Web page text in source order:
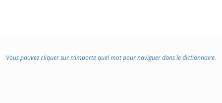
Vous pouvez cliquer sur n’importe quel mot pour naviguer dans le dictionnaire.